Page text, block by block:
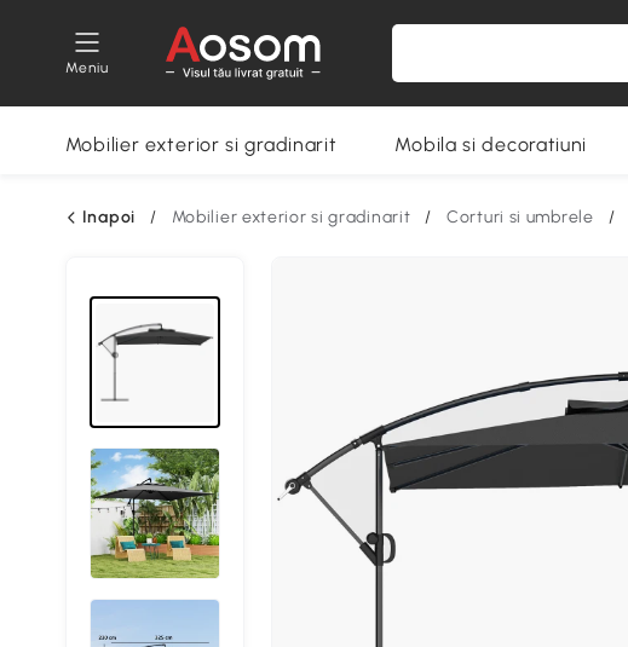
Meniu
Mobilier exterior si gradinarit Mobila si decoratiuni
Inapoi / Mobilier exterior si gradinarit / Corturi si umbrele /